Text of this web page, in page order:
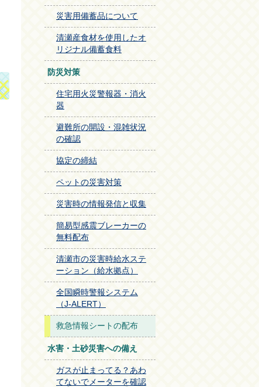
災害用備蓄品について
清瀬産食材を使用したオ
リジナル備蓄食料
防災対策
住宅用火災警報器・消火
器
避難所の開設・混雑状況
の確認
協定の締結
ペットの災害対策
災害時の情報発信と収集
簡易型感震ブレーカーの
無料配布
清瀬市の災害時給水ステ
ーション（給水拠点）
全国瞬時警報システム
（J-ALERT）
救急情報シートの配布
水害・土砂災害への備え
ガスが止まってる？あわ
てないでメーターを確認